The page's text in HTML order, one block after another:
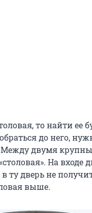
то найти ее
до него,
двумя
На входе
ту дверь не
выше.